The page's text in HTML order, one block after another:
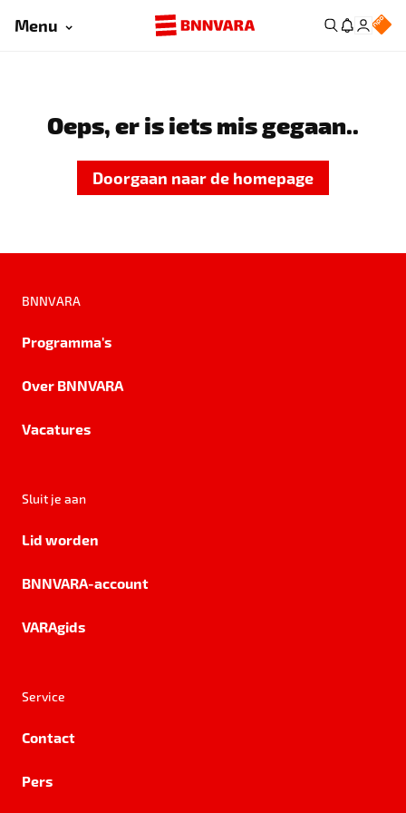
Menu
Oeps, er is iets mis gegaan..
Doorgaan naar de homepage
BNNVARA
Programma's
Over BNNVARA
Vacatures
Sluit je aan
Lid worden
BNNVARA-account
VARAgids
Service
Contact
Pers